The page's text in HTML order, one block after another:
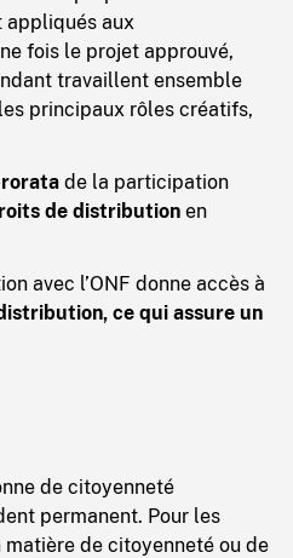
appliqués aux
fois le projet approuvé,
travaillent ensemble
principaux rôles créatifs,
de la participation
de distribution en
avec l’ONF donne accès à
ce qui assure un
de citoyenneté
permanent. Pour les
de citoyenneté ou de